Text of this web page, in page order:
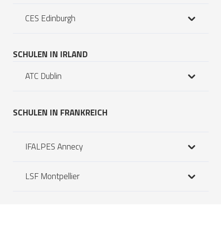
CES Edinburgh
SCHULEN IN IRLAND
ATC Dublin
SCHULEN IN FRANKREICH
IFALPES Annecy
LSF Montpellier